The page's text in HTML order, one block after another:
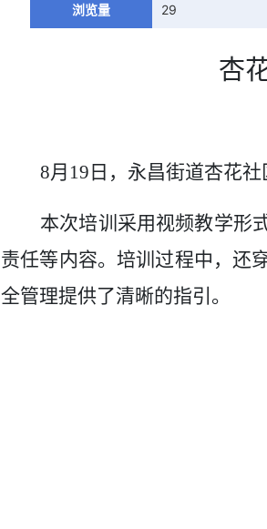
浏览量 29
杏
8月19日，永昌街道杏花
本次培训采用视频教学形
责任等内容。培训过程中，还
全管理提供了清晰的指引。